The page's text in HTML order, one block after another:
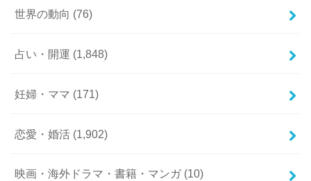
世界の動向 (76)
占い・開運 (1,848)
妊婦・ママ (171)
恋愛・婚活 (1,902)
映画・海外ドラマ・書籍・マンガ (10)